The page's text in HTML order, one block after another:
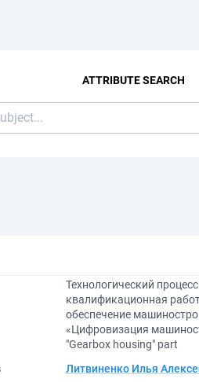
ATTRIBUTE SEARCH
Технологический
квалификационная
обеспечение
«Цифровизация
"Gearbox housing" part
Литвиненко Илья